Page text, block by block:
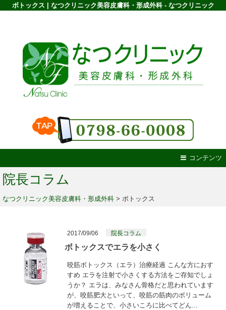
ボトックス | なつクリニック美容皮膚科・形成外科 - なつクリニック
コンテンツ
院長コラム
なつクリニック美容皮膚科・形成外科 > ボトックス
2017/09/06 院長コラム
ボトックスでエラを小さく
咬筋ボトックス（エラ）治療経過 こんな方におす
すめ エラを注射で小さくする方法をご存知でしょ
うか？ エラは、みなさん骨格だと思われています
が、咬筋肥大といって、咬筋の筋肉のボリューム
が増えることで、小さいころに比べてどん...